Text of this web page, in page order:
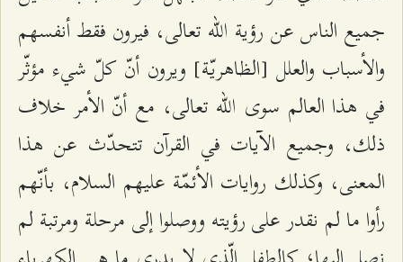
جميع الناس عن رؤية الله تعالى، فيرون فقط أنفسهم
والأسباب والعلل [الظاهريّة] ويرون أنّ كلّ شيء مؤثّر
في هذا العالم سوى الله تعالى، مع أنّ الأمر خلاف
ذلك، وجميع الآيات في القرآن تتحدّث عن هذا
المعنى، وكذلك روايات الأئمّة عليهم السلام، بأنّهم
رأوا ما لم نقدر على رؤيته ووصلوا إلى مرحلة ومرتبة لم